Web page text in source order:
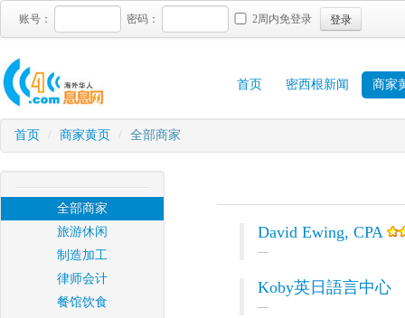
账号： 密码： 2周内免登录 登录
首页 密西根新闻 商家
首页 / 商家黄页 / 全部商家
全部商家
旅游休闲
制造加工
律师会计
餐馆饮食
David Ewing, CPA
Koby英日語言中心